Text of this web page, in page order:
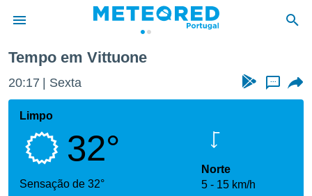
da
foi
fornecidas
a este
Tempo em Vittuone
20:17 Sexta ...
Limpo
32°
Sensação de 32°
Norte
5
15 km/h